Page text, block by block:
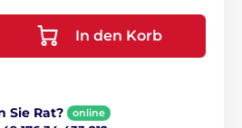
In den Korb
Sie Rat? online